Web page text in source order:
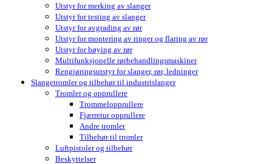
Utstyr for merking av slanger
Utstyr for testing av slanger
Utstyr for avgrading av rør
Utstyr for montering av ringer og flaring av rør
Utstyr for bøying av rør
Multifunksjonelle rørbehandlingsmaskiner
Rengjøringsutstyr for slanger, rør, ledninger
Slangetromler og tilbehør til industrislanger
Tromler og opprullere
Trommelopprullere
Fjærretur opprullere
Andre tromler
Tilbehør til tromler
Luftpistoler og tilbehør
Beskyttelser